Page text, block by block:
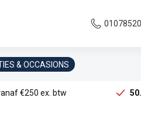
& OCCASIONS
€250 ex. btw